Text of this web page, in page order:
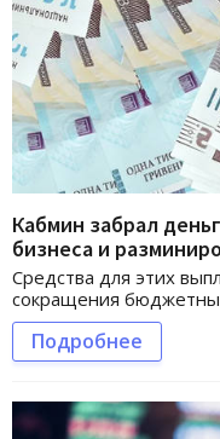
Кабмин забрал
бизнеса и
Средства для этих
сокращения
Подробнее